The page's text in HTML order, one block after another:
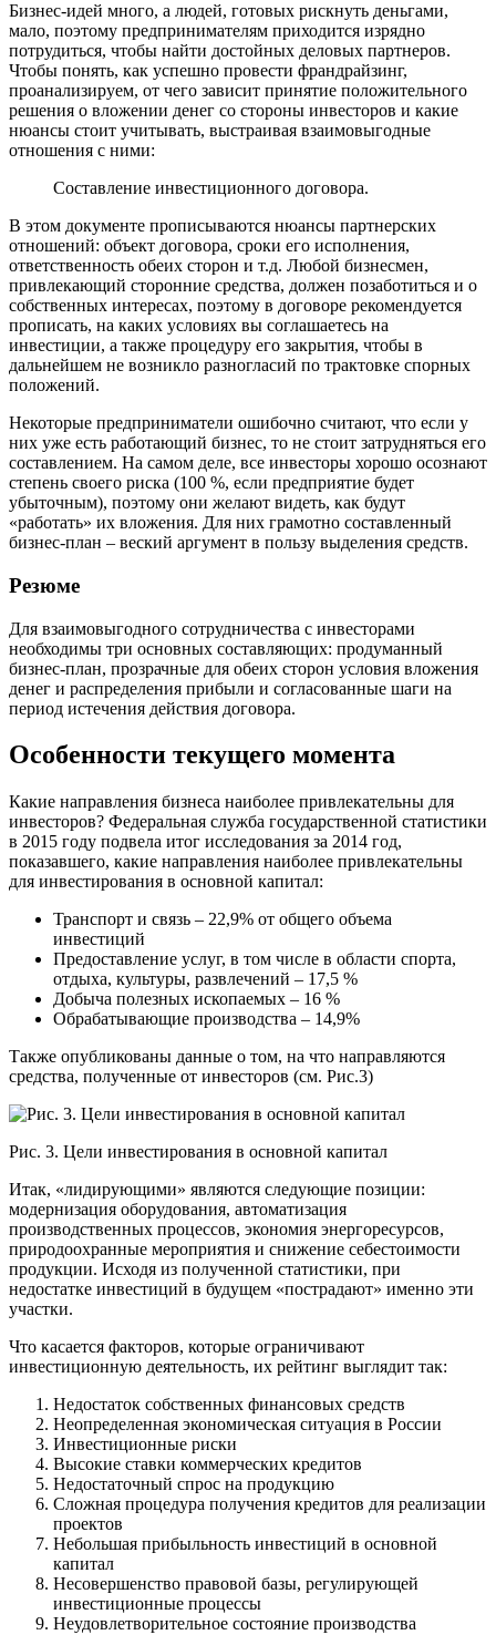
Бизнес-идей много, а людей, готовых рискнуть деньгами,
мало, поэтому предпринимателям приходится изрядно
потрудиться, чтобы найти достойных деловых партнеров.
Чтобы понять, как успешно провести франдрайзинг,
проанализируем, от чего зависит принятие положительного
решения о вложении денег со стороны инвесторов и какие
нюансы стоит учитывать, выстраивая взаимовыгодные
отношения с ними:
Составление инвестиционного договора.
В этом документе прописываются нюансы партнерских
отношений: объект договора, сроки его исполнения,
ответственность обеих сторон и т.д. Любой бизнесмен,
привлекающий сторонние средства, должен позаботиться и о
собственных интересах, поэтому в договоре рекомендуется
прописать, на каких условиях вы соглашаетесь на
инвестиции, а также процедуру его закрытия, чтобы в
дальнейшем не возникло разногласий по трактовке спорных
положений.
Некоторые предприниматели ошибочно считают, что если у
них уже есть работающий бизнес, то не стоит затрудняться его
составлением. На самом деле, все инвесторы хорошо осознают
степень своего риска (100 %, если предприятие будет
убыточным), поэтому они желают видеть, как будут
«работать» их вложения. Для них грамотно составленный
бизнес-план – веский аргумент в пользу выделения средств.
Резюме
Для взаимовыгодного сотрудничества с инвесторами
необходимы три основных составляющих: продуманный
бизнес-план, прозрачные для обеих сторон условия вложения
денег и распределения прибыли и согласованные шаги на
период истечения действия договора.
Особенности текущего момента
Какие направления бизнеса наиболее привлекательны для
инвесторов? Федеральная служба государственной статистики
в 2015 году подвела итог исследования за 2014 год,
показавшего, какие направления наиболее привлекательны
для инвестирования в основной капитал:
Транспорт и связь – 22,9% от общего объема
инвестиций
Предоставление услуг, в том числе в области спорта,
отдыха, культуры, развлечений – 17,5 %
Добыча полезных ископаемых – 16 %
Обрабатывающие производства – 14,9%
Также опубликованы данные о том, на что направляются
средства, полученные от инвесторов (см. Рис.3)
Рис. 3. Цели инвестирования в основной капитал
Итак, «лидирующими» являются следующие позиции:
модернизация оборудования, автоматизация
производственных процессов, экономия энергоресурсов,
природоохранные мероприятия и снижение себестоимости
продукции. Исходя из полученной статистики, при
недостатке инвестиций в будущем «пострадают» именно эти
участки.
Что касается факторов, которые ограничивают
инвестиционную деятельность, их рейтинг выглядит так:
Недостаток собственных финансовых средств
Неопределенная экономическая ситуация в России
Инвестиционные риски
Высокие ставки коммерческих кредитов
Недостаточный спрос на продукцию
Сложная процедура получения кредитов для реализации
проектов
Небольшая прибыльность инвестиций в основной
капитал
Несовершенство правовой базы, регулирующей
инвестиционные процессы
Неудовлетворительное состояние производства